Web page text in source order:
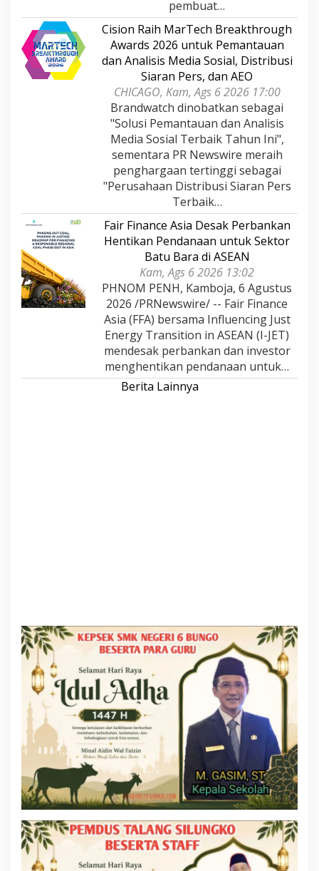
pembuat…
Cision Raih MarTech Breakthrough
Awards 2026 untuk Pemantauan
dan Analisis Media Sosial, Distribusi
Siaran Pers, dan AEO
CHICAGO, Kam, Ags 6 2026 17:00
Brandwatch dinobatkan sebagai
"Solusi Pemantauan dan Analisis
Media Sosial Terbaik Tahun Ini",
sementara PR Newswire meraih
penghargaan tertinggi sebagai
"Perusahaan Distribusi Siaran Pers
Terbaik…
Fair Finance Asia Desak Perbankan
Hentikan Pendanaan untuk Sektor
Batu Bara di ASEAN
Kam, Ags 6 2026 13:02
PHNOM PENH, Kamboja, 6 Agustus
2026 /PRNewswire/ -- Fair Finance
Asia (FFA) bersama Influencing Just
Energy Transition in ASEAN (I-JET)
mendesak perbankan dan investor
menghentikan pendanaan untuk…
Berita Lainnya